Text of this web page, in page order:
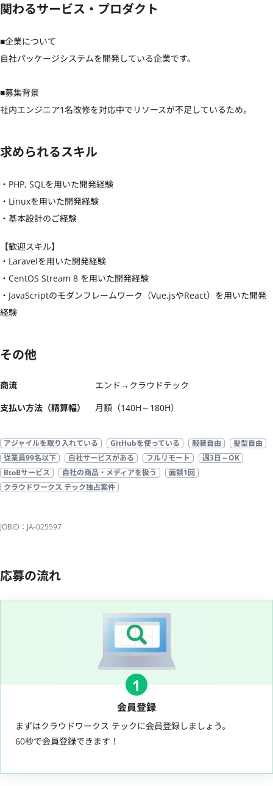
関わるサービス・プロダクト
■企業について
自社パッケージシステムを開発している企業です。
■募集背景
社内エンジニア1名改修を対応中でリソースが不足しているため。
求められるスキル
・PHP, SQLを用いた開発経験
・Linuxを用いた開発経験
・基本設計のご経験
【歓迎スキル】
・Laravelを用いた開発経験
・CentOS Stream 8 を用いた開発経験
・JavaScriptのモダンフレームワーク（Vue.jsやReact）を用いた開発
経験
その他
商流
エンド→クラウドテック
支払い方法（精算幅）
月額（140H～180H）
アジャイルを取り入れている GitHubを使っている 服装自由
髪型自由
従業員99名以下
自社サービスがある フルリモート
週3日～OK
BtoBサービス
自社の商品・メディアを扱う
面談1回
クラウドワークス テック独占案件
JOBID：JA-025597
応募の流れ
1
会員登録
まずはクラウドワークス テックに会員登録しましょう。
60秒で会員登録できます！